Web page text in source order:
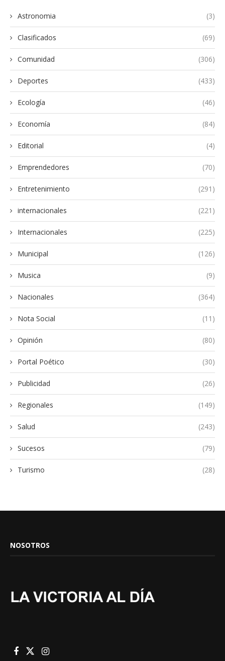
Astronomia (3)
Clasificados (69)
Comunidad (306)
Deportes (433)
Ecología (46)
Economía (84)
Editorial (4)
Emprendedores (70)
Entretenimiento (291)
internacionales (221)
Internacionales (225)
Municipal (126)
Musica (9)
Nacionales (364)
Nota Social (11)
Opinión (80)
Portal Poético (30)
Publicidad (26)
Regionales (149)
Salud (243)
Sucesos (79)
Turismo (28)
NOSOTROS